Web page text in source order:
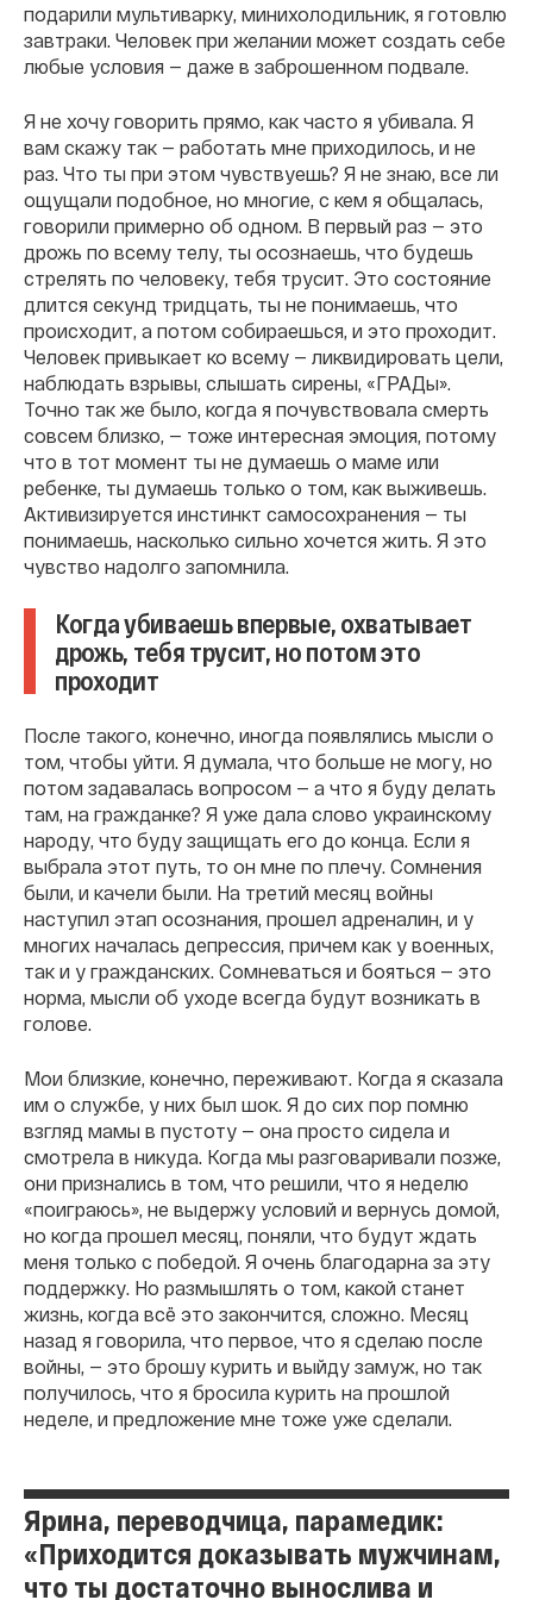
подарили мультиварку, минихолодильник, я готовлю
завтраки. Человек при желании может создать себе
любые условия — даже в заброшенном подвале.
Я не хочу говорить прямо, как часто я убивала. Я
вам скажу так — работать мне приходилось, и не
раз. Что ты при этом чувствуешь? Я не знаю, все ли
ощущали подобное, но многие, с кем я общалась,
говорили примерно об одном. В первый раз — это
дрожь по всему телу, ты осознаешь, что будешь
стрелять по человеку, тебя трусит. Это состояние
длится секунд тридцать, ты не понимаешь, что
происходит, а потом собираешься, и это проходит.
Человек привыкает ко всему — ликвидировать цели,
наблюдать взрывы, слышать сирены, «ГРАДы».
Точно так же было, когда я почувствовала смерть
совсем близко, — тоже интересная эмоция, потому
что в тот момент ты не думаешь о маме или
ребенке, ты думаешь только о том, как выживешь.
Активизируется инстинкт самосохранения — ты
понимаешь, насколько сильно хочется жить. Я это
чувство надолго запомнила.
Когда убиваешь впервые, охватывает
дрожь, тебя трусит, но потом это
проходит
После такого, конечно, иногда появлялись мысли о
том, чтобы уйти. Я думала, что больше не могу, но
потом задавалась вопросом — а что я буду делать
там, на гражданке? Я уже дала слово украинскому
народу, что буду защищать его до конца. Если я
выбрала этот путь, то он мне по плечу. Сомнения
были, и качели были. На третий месяц войны
наступил этап осознания, прошел адреналин, и у
многих началась депрессия, причем как у военных,
так и у гражданских. Сомневаться и бояться — это
норма, мысли об уходе всегда будут возникать в
голове.
Мои близкие, конечно, переживают. Когда я сказала
им о службе, у них был шок. Я до сих пор помню
взгляд мамы в пустоту — она просто сидела и
смотрела в никуда. Когда мы разговаривали позже,
они признались в том, что решили, что я неделю
«поиграюсь», не выдержу условий и вернусь домой,
но когда прошел месяц, поняли, что будут ждать
меня только с победой. Я очень благодарна за эту
поддержку. Но размышлять о том, какой станет
жизнь, когда всё это закончится, сложно. Месяц
назад я говорила, что первое, что я сделаю после
войны, — это брошу курить и выйду замуж, но так
получилось, что я бросила курить на прошлой
неделе, и предложение мне тоже уже сделали.
Ярина, переводчица, парамедик:
«Приходится доказывать мужчинам,
что ты достаточно вынослива и